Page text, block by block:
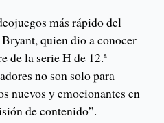
más rápido del
quien dio a conocer
de la serie H de 12.ª
no son solo para
nuevos y emocionantes en
de contenido”.